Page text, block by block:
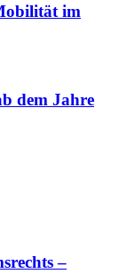
im
dem Jahre
–